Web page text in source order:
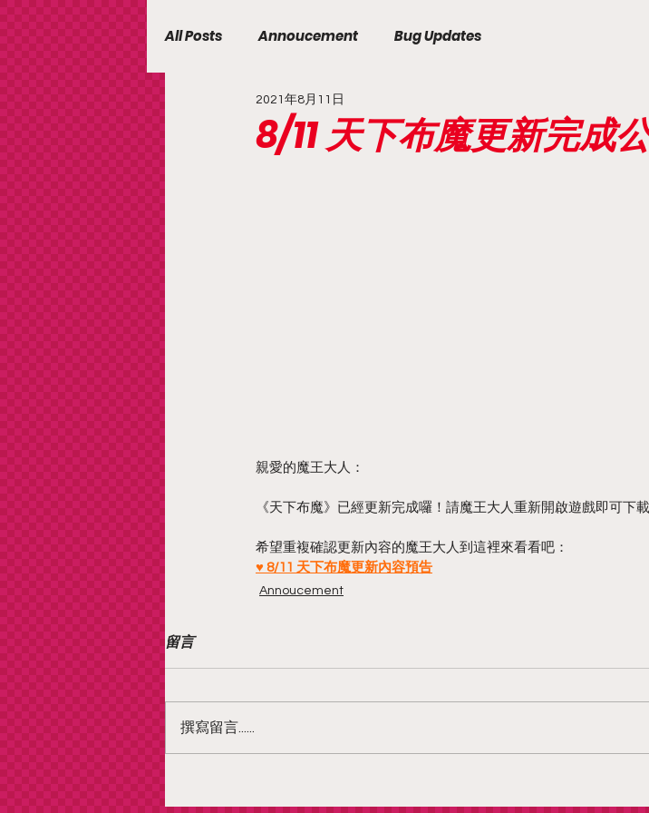
All Posts Annoucement Bug Updates
8/11 天下布魔更新完成
2021年8月11日
親愛的魔王大人：
《天下布魔》已經更新完成囉！請魔王大人重新開啟遊戲即可下載
希望重複確認更新內容的魔王大人到這裡來看看吧：
♥ 8/11 天下布魔更新內容預告
Annoucement
留言
撰寫留言......